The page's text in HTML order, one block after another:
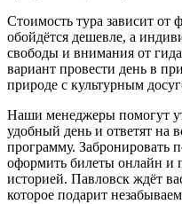
Стоимость тура зависит от
обойдётся дешевле, а
свободы и внимания от
вариант провести день в
природе с культурным
Наши менеджеры помогут
удобный день и ответят на
программу. Забронировать
оформить билеты онлайн и
историей. Павловск ждёт
которое подарит